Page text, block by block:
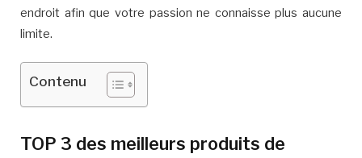
endroit afin que votre passion ne connaisse plus aucune
limite.
Contenu
TOP 3 des meilleurs produits de